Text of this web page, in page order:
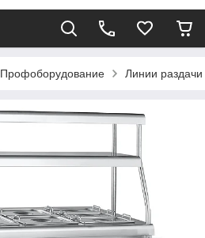
Профоборудование Линии раздачи